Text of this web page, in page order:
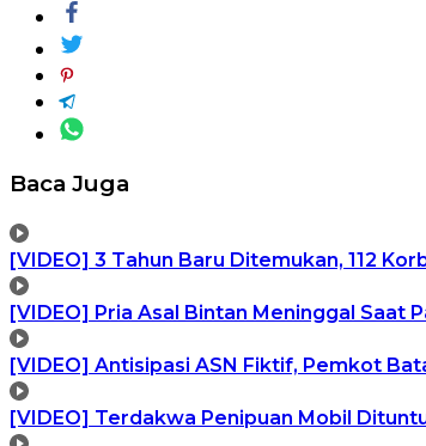
Baca Juga
[VIDEO] 3 Tahun Baru Ditemukan, 112
[VIDEO] Pria Asal Bintan Meninggal Saat
[VIDEO] Antisipasi ASN Fiktif, Pemkot
[VIDEO] Terdakwa Penipuan Mobil